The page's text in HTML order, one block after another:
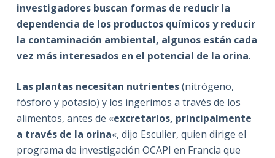
investigadores buscan formas de reducir la
dependencia de los productos químicos y reducir
la contaminación ambiental, algunos están cada
vez más interesados en el potencial de la orina.
Las plantas necesitan nutrientes(nitrógeno,
fósforo y potasio) y los ingerimos a través de los
alimentos, antes de «excretarlos, principalmente
a través de la orina«, dijo Esculier, quien dirige el
programa de investigación OCAPI en Francia que